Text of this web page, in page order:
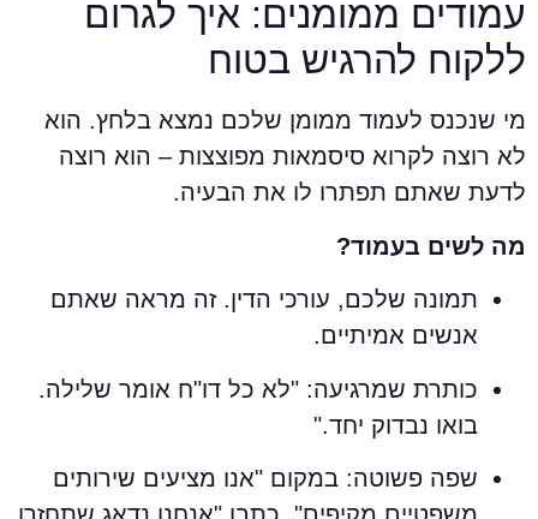
עמודים ממומנים: איך לגרום
ללקוח להרגיש בטוח
מי שנכנס לעמוד ממומן שלכם נמצא בלחץ. הוא
לא רוצה לקרוא סיסמאות מפוצצות – הוא רוצה
לדעת שאתם תפתרו לו את הבעיה.
מה לשים בעמוד?
תמונה שלכם, עורכי הדין. זה מראה שאתם
אנשים אמיתיים.
כותרת שמרגיעה: "לא כל דו"ח אומר שלילה.
בואו נבדוק יחד."
שפה פשוטה: במקום "אנו מציעים שירותים